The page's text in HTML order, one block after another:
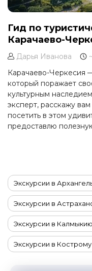
Гид по
Карачаево-
Дарья Иванова
Карачаево-Черкесия
который поражает
культурным
эксперт, расскажу
посетить в этом
предоставлю
Экскурсии в
Экскурсии в
Экскурсии в Калмыкию
Экскурсии в Кострому